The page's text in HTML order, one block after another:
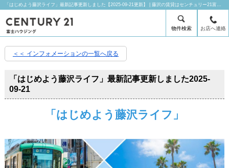
「はじめよう藤沢ライフ」最新記事更新しました【2025-09-21更新】 | 藤沢の賃貸はセンチュリー21富士ハウジングにお任せ下さい！
物件検索 お店へ連絡
＜＜ インフォメーションの一覧へ戻る
「はじめよう藤沢ライフ」最新記事更新しました2025-
09-21
「はじめよう藤沢ライフ」